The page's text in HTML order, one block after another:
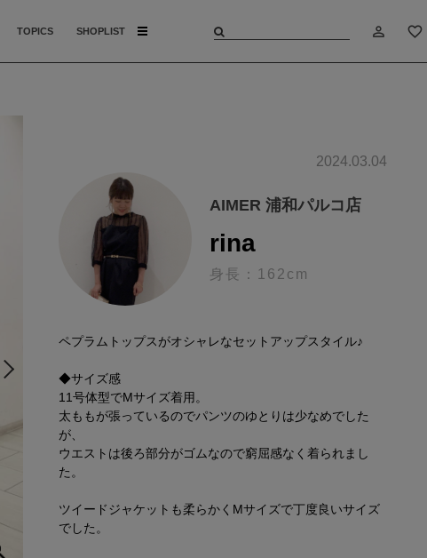
TOPICS SHOPLIST person_outline favorite_border
2024.03.04
AIMER 浦和パルコ店
rina
身長：162cm
ペプラムトップスがオシャレなセットアップスタイル♪
◆サイズ感
11号体型でMサイズ着用。
太ももが張っているのでパンツのゆとりは少なめでした
が、
ウエストは後ろ部分がゴムなので窮屈感なく着られまし
た。
ツイードジャケットも柔らかくMサイズで丁度良いサイズ
でした。